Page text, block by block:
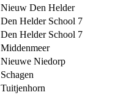
Nieuw Den Helder
Den Helder School 7
Den Helder School 7
Middenmeer
Nieuwe Niedorp
Schagen
Tuitjenhorn